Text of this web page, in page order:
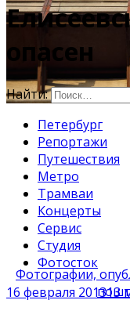
опасен
Найти:
Петербург
Репортажи
Путешествия
Метро
Трамваи
Концерты
Сервис
Студия
Фотосток
16 февраля 201313
Фотографии,